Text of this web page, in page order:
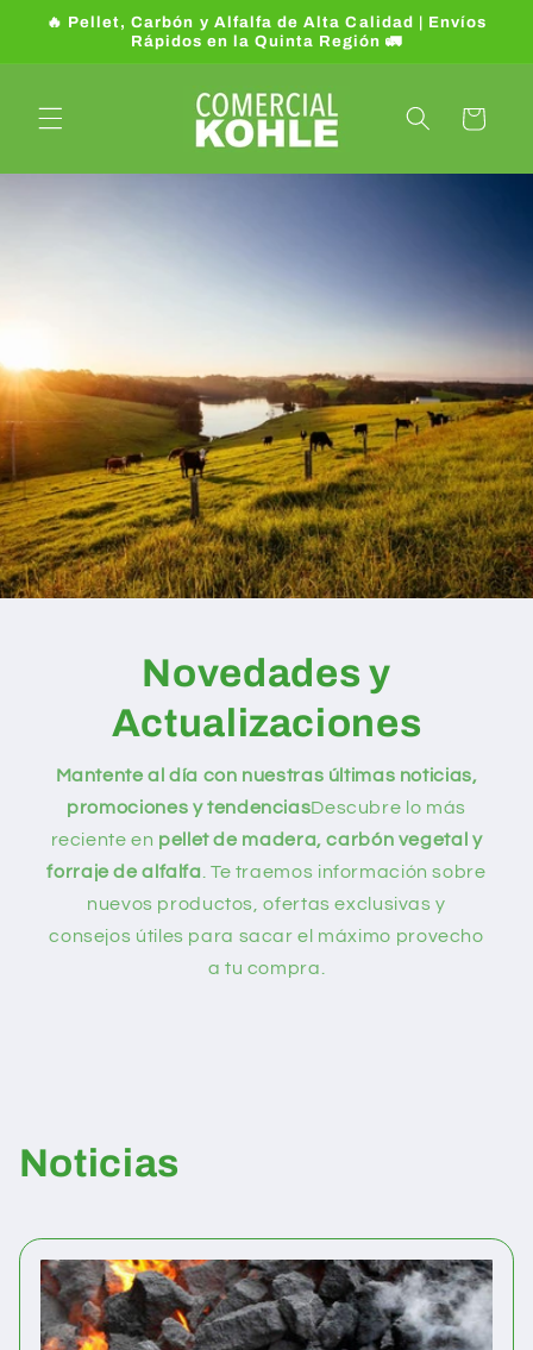
directamente
🔥 Pellet, Carbón y Alfalfa de Alta Calidad | Envíos
Rápidos en la Quinta Región 🚛
Carrito
Novedades y
Actualizaciones
Mantente al día con nuestras últimas noticias,
promociones y tendenciasDescubre lo más
reciente en pellet de madera, carbón vegetal y
forraje de alfalfa. Te traemos información sobre
nuevos productos, ofertas exclusivas y
consejos útiles para sacar el máximo provecho
a tu compra.
Noticias